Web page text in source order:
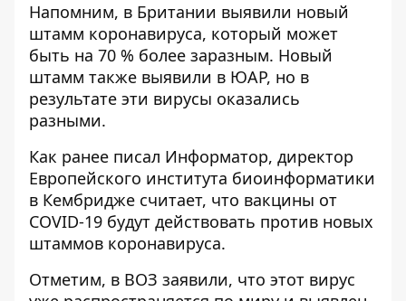
Напомним, в Британии выявили новый
штамм коронавируса, который может
быть на 70 % более заразным. Новый
штамм также выявили в ЮАР, но в
результате эти вирусы оказались
разными.
Как ранее писал Информатор, директор
Европейского института биоинформатики
в Кембридже считает, что вакцины от
COVID-19 будут действовать против новых
штаммов коронавируса.
Отметим, в ВОЗ заявили, что этот вирус